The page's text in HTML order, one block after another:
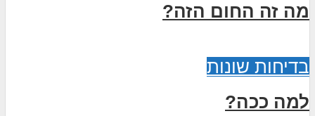
מה זה החום הזה?
בדיחות שונות
למה ככה?